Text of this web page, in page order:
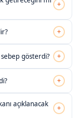
+
+
sebep gösterdi? +
+
açıklanacak
+